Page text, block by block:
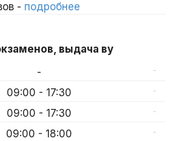
- подробнее
выдача ву
- -
09:00 - 17:30 -
09:00 - 17:30 -
09:00 - 18:00 -